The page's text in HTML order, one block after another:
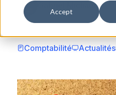
Accept
Gabriel Michaud
Comptabilité Actualités